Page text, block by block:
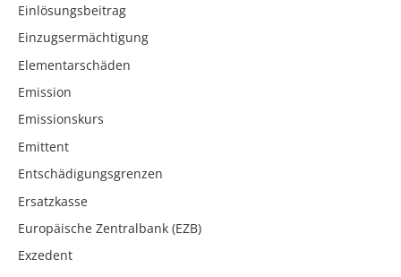
Einlösungsbeitrag
Einzugsermächtigung
Elementarschäden
Emission
Emissionskurs
Emittent
Entschädigungsgrenzen
Ersatzkasse
Europäische Zentralbank (EZB)
Exzedent